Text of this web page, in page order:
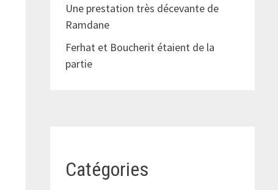
Une prestation très décevante de
Ramdane
Ferhat et Boucherit étaient de la
partie
Catégories